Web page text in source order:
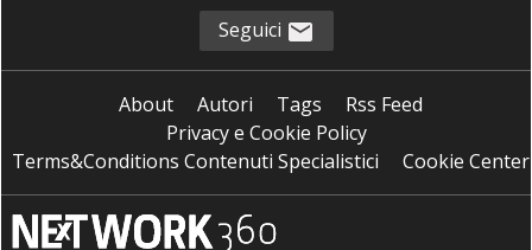
Seguici
About Autori Tags
Rss Feed
Privacy e Cookie Policy
Terms&Conditions Contenuti Specialistici
Cookie Center